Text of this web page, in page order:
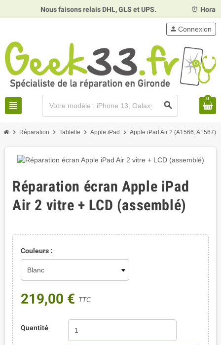
Nous faisons relais DHL, GLS et UPS. Horaires :
view_headline search
person Connexion
0
chevron_right Réparation chevron_right Tablette chevron_right Apple iPad chevron_right Apple iPad Air 2 (A1566, A1567)
Réparation écran Apple iPad
Air 2 vitre + LCD (assemblé)
Couleurs :
219,00 € TTC
Quantité